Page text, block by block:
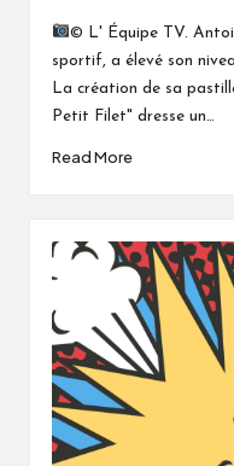
by © L' Équipe TV.
sportif, a élevé son
La création de sa
Petit Filet" dresse un…
Read More